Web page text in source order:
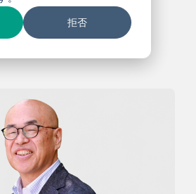
拒否
杉浦 佳浩